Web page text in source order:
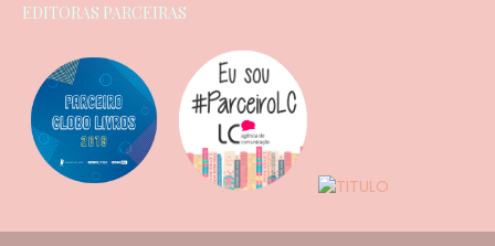
EDITORAS PARCEIRAS